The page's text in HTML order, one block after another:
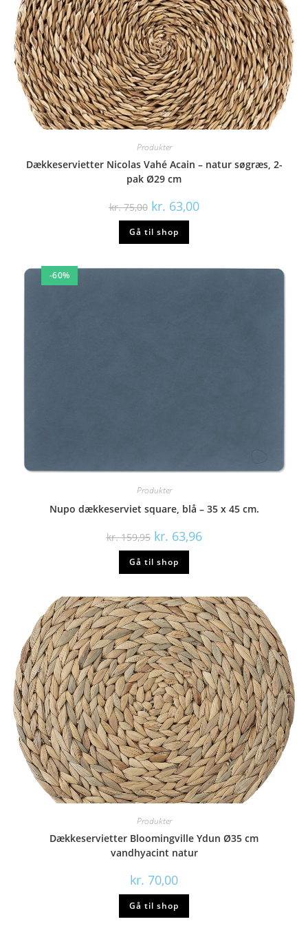
Produkter
Dækkeservietter Nicolas Vahé Acain – natur søgræs, 2-
pak Ø29 cm
kr.75,00 Den
oprindelige
pris
var:
kr. 75,00.
kr. 63,00Den
aktuelle
Gå til shop
-60%
Produkter
Nupo dækkeserviet square, blå – 35 x 45 cm.
kr.159,95 Den
oprindelige
pris
var:
kr. 159,95.
kr. 63,96Den
aktuelle
Gå til shop
Produkter
Dækkeservietter Bloomingville Ydun Ø35 cm
vandhyacint natur
kr. 70,00
Gå til shop